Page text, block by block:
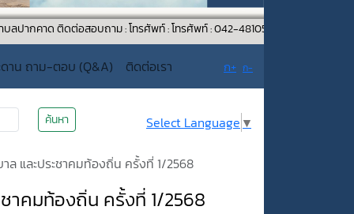
สอบถาม : โทรศัพท์ : โทรศัพท์ : 042-481052 โทรสาร : 042-481232 อีเมล :
ดาน ถาม-ตอบ (Q&A) ติดต่อเรา ก+ ก-
ค้นหา Select Language ▼
และประชาคมท้องถิ่น ครั้งที่ 1/2568
าคมท้องถิ่น ครั้งที่ 1/2568